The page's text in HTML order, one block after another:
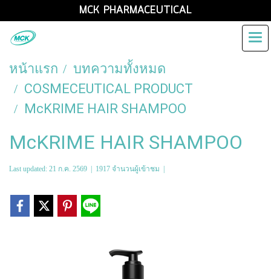
MCK PHARMACEUTICAL
หน้าแรก
บทความทั้งหมด
COSMECEUTICAL PRODUCT
McKRIME HAIR SHAMPOO
McKRIME HAIR SHAMPOO
Last updated: 21 ก.ค. 2569 1917 จำนวนผู้เข้าชม